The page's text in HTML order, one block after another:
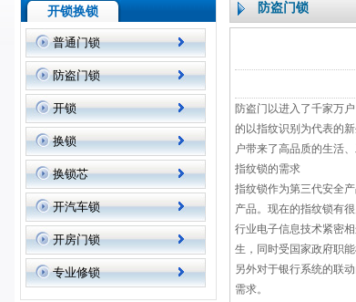
开锁换锁
普通门锁
防盗门锁
开锁
换锁
换锁芯
开汽车锁
开房门锁
专业修锁
防盗门锁
防盗门以进入了千家万
的以指纹识别为代表的
户带来了高品质的生活
指纹锁的需求
指纹锁作为第三代安全
产品。现在的指纹锁有
行业电子信息技术紧密
生，同时受国家政府职
另外对于银行系统的联
需求。